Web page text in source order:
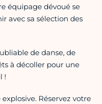
équipage dévoué se
avec sa sélection des
de danse, de
à décoller pour une
!
Réservez votre